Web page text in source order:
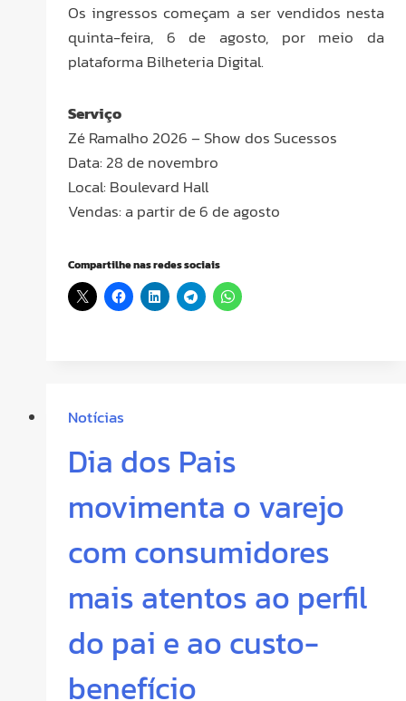
Os ingressos começam a ser vendidos nesta
quinta-feira, 6 de agosto, por meio da
plataforma Bilheteria Digital.
Serviço
Zé Ramalho 2026 – Show dos Sucessos
Data: 28 de novembro
Local: Boulevard Hall
Vendas: a partir de 6 de agosto
Compartilhe nas redes sociais
Notícias
Dia dos Pais
movimenta o varejo
com consumidores
mais atentos ao perfil
do pai e ao custo-
benefício